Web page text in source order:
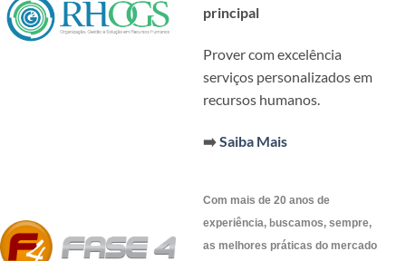
principal
Prover com excelência
serviços personalizados em
recursos humanos.
➡️Saiba Mais
Com mais de 20 anos de
experiência, buscamos, sempre,
as melhores práticas do mercado